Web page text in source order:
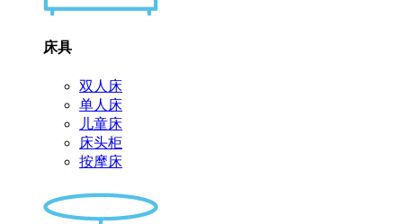
床具
双人床
单人床
儿童床
床头柜
按摩床